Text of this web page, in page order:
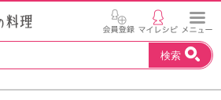
お
い
検索